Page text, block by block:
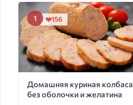
Домашняя куриная колбаса
без оболочки и желатина
156